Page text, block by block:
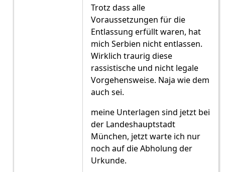
Trotz dass alle
Voraussetzungen für die
Entlassung erfüllt waren, hat
mich Serbien nicht entlassen.
Wirklich traurig diese
rassistische und nicht legale
Vorgehensweise. Naja wie dem
auch sei.
meine Unterlagen sind jetzt bei
der Landeshauptstadt
München, jetzt warte ich nur
noch auf die Abholung der
Urkunde.